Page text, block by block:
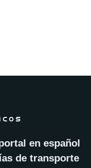
en español
de transporte